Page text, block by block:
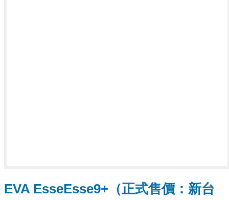
EVA EsseEsse9+（正式售價：新台